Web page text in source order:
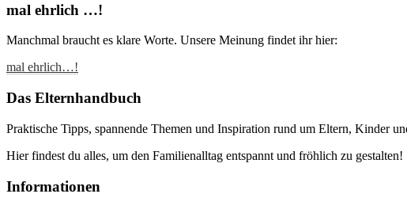
mal ehrlich …!
Manchmal braucht es klare Worte. Unsere Meinung findet ihr hier:
mal ehrlich…!
Das Elternhandbuch
Praktische Tipps, spannende Themen und Inspiration rund um Eltern, Kinder
Hier findest du alles, um den Familienalltag entspannt und fröhlich zu gestalten!
Informationen